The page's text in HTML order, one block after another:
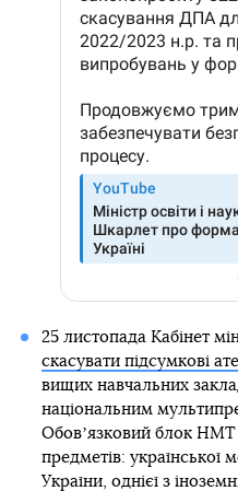
25 листопада Кабінет
скасувати підсумкові
вищих навчальних
національним
Обовʼязковий блок НМТ
предметів: української
України, однієї з